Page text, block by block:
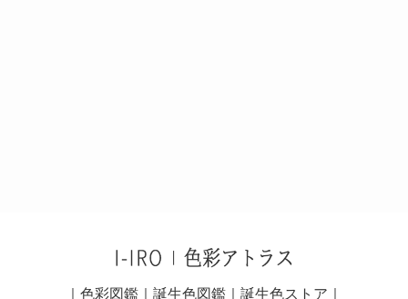
｜ 色彩図鑑 ｜ 誕生色図鑑 ｜ 誕生色ストア ｜